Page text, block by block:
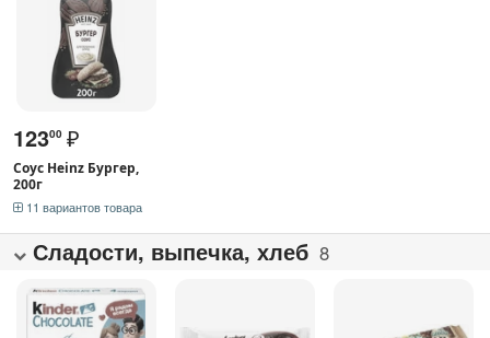
12300 ₽
Соус Heinz Бургер,
200г
11 вариантов товара
Сладости, выпечка, хлеб 8